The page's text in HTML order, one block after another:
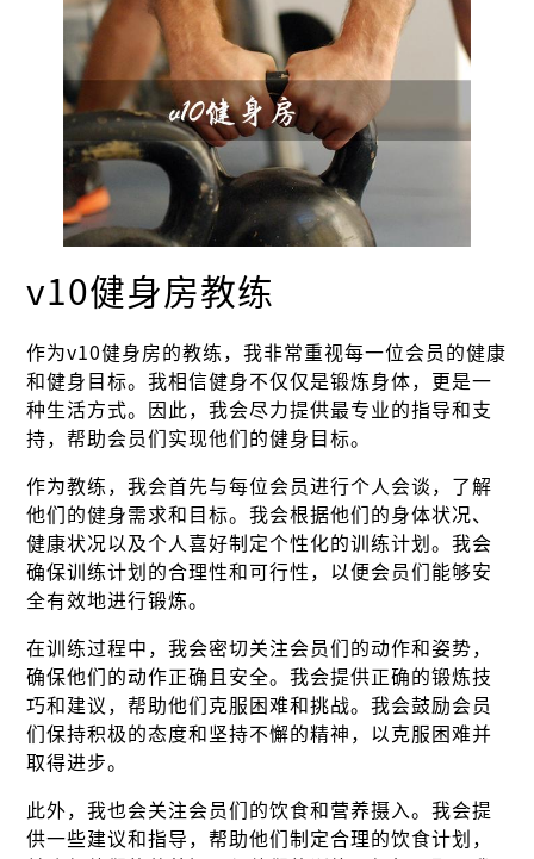
v10健身房教练
作为v10健身房的教练，我非常重视每一位会员的健康
和健身目标。我相信健身不仅仅是锻炼身体，更是一
种生活方式。因此，我会尽力提供最专业的指导和支
持，帮助会员们实现他们的健身目标。
作为教练，我会首先与每位会员进行个人会谈，了解
他们的健身需求和目标。我会根据他们的身体状况、
健康状况以及个人喜好制定个性化的训练计划。我会
确保训练计划的合理性和可行性，以便会员们能够安
全有效地进行锻炼。
在训练过程中，我会密切关注会员们的动作和姿势，
确保他们的动作正确且安全。我会提供正确的锻炼技
巧和建议，帮助他们克服困难和挑战。我会鼓励会员
们保持积极的态度和坚持不懈的精神，以克服困难并
取得进步。
此外，我也会关注会员们的饮食和营养摄入。我会提
供一些建议和指导，帮助他们制定合理的饮食计划，